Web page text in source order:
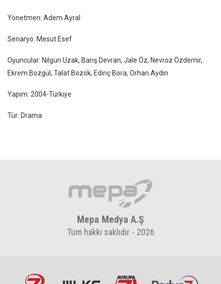
Yönetmen: Adem Ayral
Senaryo: Mesut Esef
Oyuncular: Nilgün Uzak, Barış Devran, Jale Öz, Nevroz Özdemir,
Ekrem Bozgül, Talat Bozok, Edinç Bora, Orhan Aydın
Yapım: 2004-Türkiye
Tür: Drama
Mepa Medya A.Ş
Tüm hakkı saklıdır - 2026